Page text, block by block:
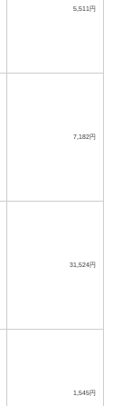
5,511円
7,182円
31,524円
1,545円